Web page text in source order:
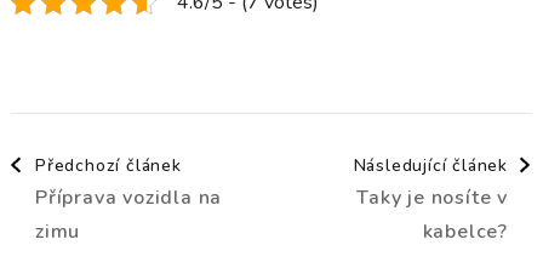
Navigace
příspěvku
Předchozí článek
Příprava vozidla na
zimu
Následující článek
Taky je nosíte v
kabelce?